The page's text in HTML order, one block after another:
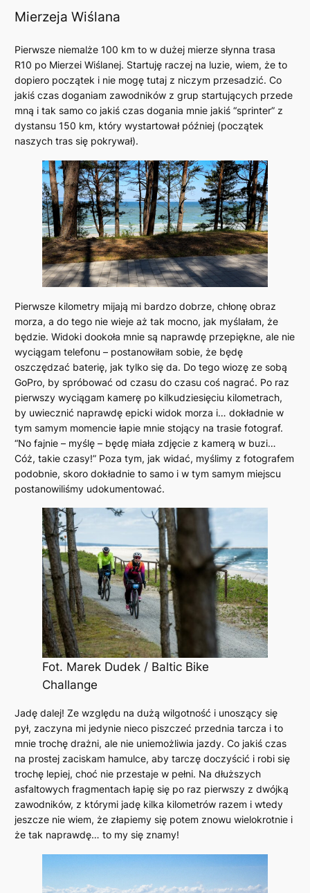
Mierzeja Wiślana
Pierwsze niemalże 100 km to w dużej mierze słynna trasa
R10 po Mierzei Wiślanej. Startuję raczej na luzie, wiem, że to
dopiero początek i nie mogę tutaj z niczym przesadzić. Co
jakiś czas doganiam zawodników z grup startujących przede
mną i tak samo co jakiś czas dogania mnie jakiś “sprinter” z
dystansu 150 km, który wystartował później (początek
naszych tras się pokrywał).
Pierwsze kilometry mijają mi bardzo dobrze, chłonę obraz
morza, a do tego nie wieje aż tak mocno, jak myślałam, że
będzie. Widoki dookoła mnie są naprawdę przepiękne, ale nie
wyciągam telefonu – postanowiłam sobie, że będę
oszczędzać baterię, jak tylko się da. Do tego wiozę ze sobą
GoPro, by spróbować od czasu do czasu coś nagrać. Po raz
pierwszy wyciągam kamerę po kilkudziesięciu kilometrach,
by uwiecznić naprawdę epicki widok morza i… dokładnie w
tym samym momencie łapie mnie stojący na trasie fotograf.
“No fajnie – myślę – będę miała zdjęcie z kamerą w buzi…
Cóż, takie czasy!” Poza tym, jak widać, myślimy z fotografem
podobnie, skoro dokładnie to samo i w tym samym miejscu
postanowiliśmy udokumentować.
Fot. Marek Dudek / Baltic Bike
Challange
Jadę dalej! Ze względu na dużą wilgotność i unoszący się
pył, zaczyna mi jedynie nieco piszczeć przednia tarcza i to
mnie trochę drażni, ale nie uniemożliwia jazdy. Co jakiś czas
na prostej zaciskam hamulce, aby tarczę doczyścić i robi się
trochę lepiej, choć nie przestaje w pełni. Na dłuższych
asfaltowych fragmentach łapię się po raz pierwszy z dwójką
zawodników, z którymi jadę kilka kilometrów razem i wtedy
jeszcze nie wiem, że złapiemy się potem znowu wielokrotnie i
że tak naprawdę… to my się znamy!